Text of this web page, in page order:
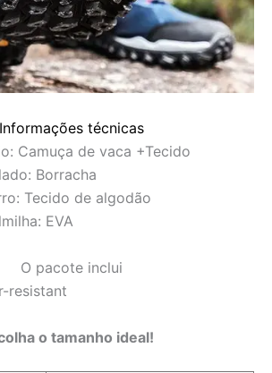
Informações técnicas
Camuça de vaca +Tecido
Borracha
Tecido de algodão
EVA
O pacote inclui
resistant
o tamanho ideal!